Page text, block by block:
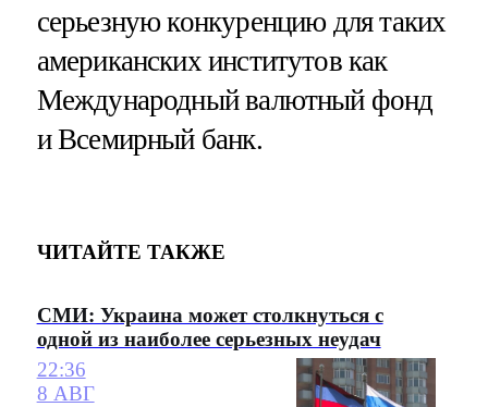
серьезную конкуренцию для таких
американских институтов как
Международный валютный фонд
и Всемирный банк.
ЧИТАЙТЕ ТАКЖЕ
СМИ: Украина может столкнуться с
одной из наиболее серьезных неудач
22:36
8 АВГ